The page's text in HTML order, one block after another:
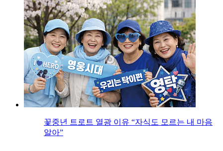
꽃중년 트로트 열광 이유 “자식도 모르는 내 마음
알아”